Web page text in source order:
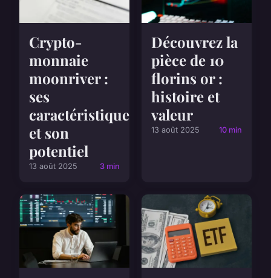
Crypto-
monnaie
moonriver :
ses
caractéristiques
et son
potentiel
13 août 2025 3 min
Découvrez la
pièce de 10
florins or :
histoire et
valeur
13 août 2025 10 min